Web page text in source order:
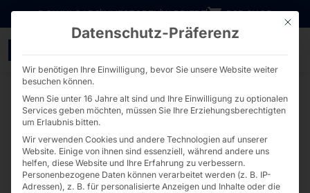
Direkt zum Inhalt wechseln
DOWNLOADSINVESTORENKARRIERE B2B SHOP
Mit
Datenschutz-Präferenz
Wir benötigen Ihre Einwilligung, bevor Sie unsere Website weiter
besuchen können.
Wenn Sie unter 16 Jahre alt sind und Ihre Einwilligung zu optionalen
Services geben möchten, müssen Sie Ihre Erziehungsberechtigten
um Erlaubnis bitten.
Wir verwenden Cookies und andere Technologien auf unserer
Website. Einige von ihnen sind essenziell, während andere uns
helfen, diese Website und Ihre Erfahrung zu verbessern.
Personenbezogene Daten können verarbeitet werden (z. B. IP-
Adressen), z. B. für personalisierte Anzeigen und Inhalte oder die